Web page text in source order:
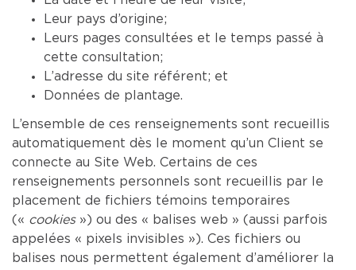
Leur pays d’origine;
Leurs pages consultées et le temps passé à
cette consultation;
L’adresse du site référent; et
Données de plantage.
L’ensemble de ces renseignements sont recueillis
automatiquement dès le moment qu’un Client se
connecte au Site Web. Certains de ces
renseignements personnels sont recueillis par le
placement de fichiers témoins temporaires
(« cookies») ou des « balises web » (aussi parfois
appelées « pixels invisibles »). Ces fichiers ou
balises nous permettent également d’améliorer la